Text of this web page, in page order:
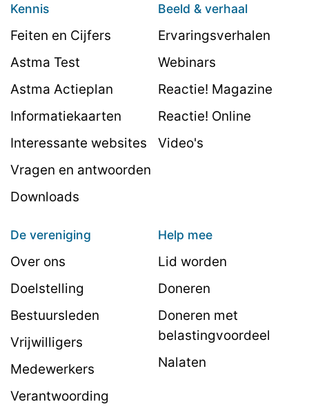
Kennis
Feiten en Cijfers
Astma Test
Astma Actieplan
Informatiekaarten
Interessante websites
Vragen en antwoorden
Downloads
Beeld & verhaal
Ervaringsverhalen
Webinars
Reactie! Magazine
Reactie! Online
Video's
De vereniging
Over ons
Doelstelling
Bestuursleden
Vrijwilligers
Medewerkers
Verantwoording
Help mee
Lid worden
Doneren
Doneren met
belastingvoordeel
Nalaten